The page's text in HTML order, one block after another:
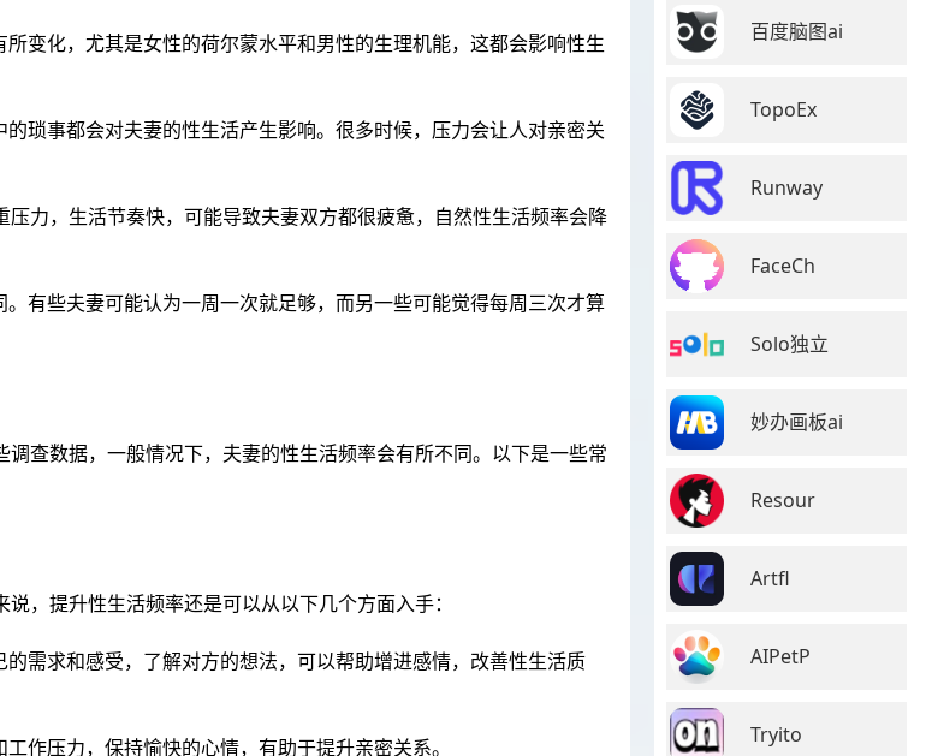
变化，尤其是女性的荷尔蒙水平和男性的生理机能，这都会影响性生
琐事都会对夫妻的性生活产生影响。很多时候，压力会让人对亲密关
力，生活节奏快，可能导致夫妻双方都很疲惫，自然性生活频率会降
有些夫妻可能认为一周一次就足够，而另一些可能觉得每周三次才算
查数据，一般情况下，夫妻的性生活频率会有所不同。以下是一些常
，提升性生活频率还是可以从以下几个方面入手：
需求和感受，了解对方的想法，可以帮助增进感情，改善性生活质
作压力，保持愉快的心情，有助于提升亲密关系。
百度脑图ai
TopoEx
Runway
FaceCh
Solo独立
妙办画板ai
Resour
️Artfl
AIPetP
Tryito